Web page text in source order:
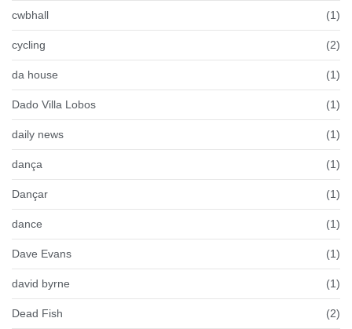
cwbhall (1)
cycling (2)
da house (1)
Dado Villa Lobos (1)
daily news (1)
dança (1)
Dançar (1)
dance (1)
Dave Evans (1)
david byrne (1)
Dead Fish (2)